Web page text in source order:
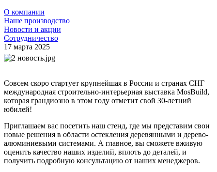
О компании
Наше производство
Новости и акции
Сотрудничество
17 марта 2025
Совсем скоро стартует крупнейшая в России и странах СНГ
международная строительно-интерьерная выставка MosBuild,
которая грандиозно в этом году отметит свой 30-летний
юбилей!
Приглашаем вас посетить наш стенд, где мы представим свои
новые решения в области остекления деревянными и дерево-
алюминиевыми системами. А главное, вы сможете вживую
оценить качество наших изделий, вплоть до деталей, и
получить подробную консультацию от наших менеджеров.